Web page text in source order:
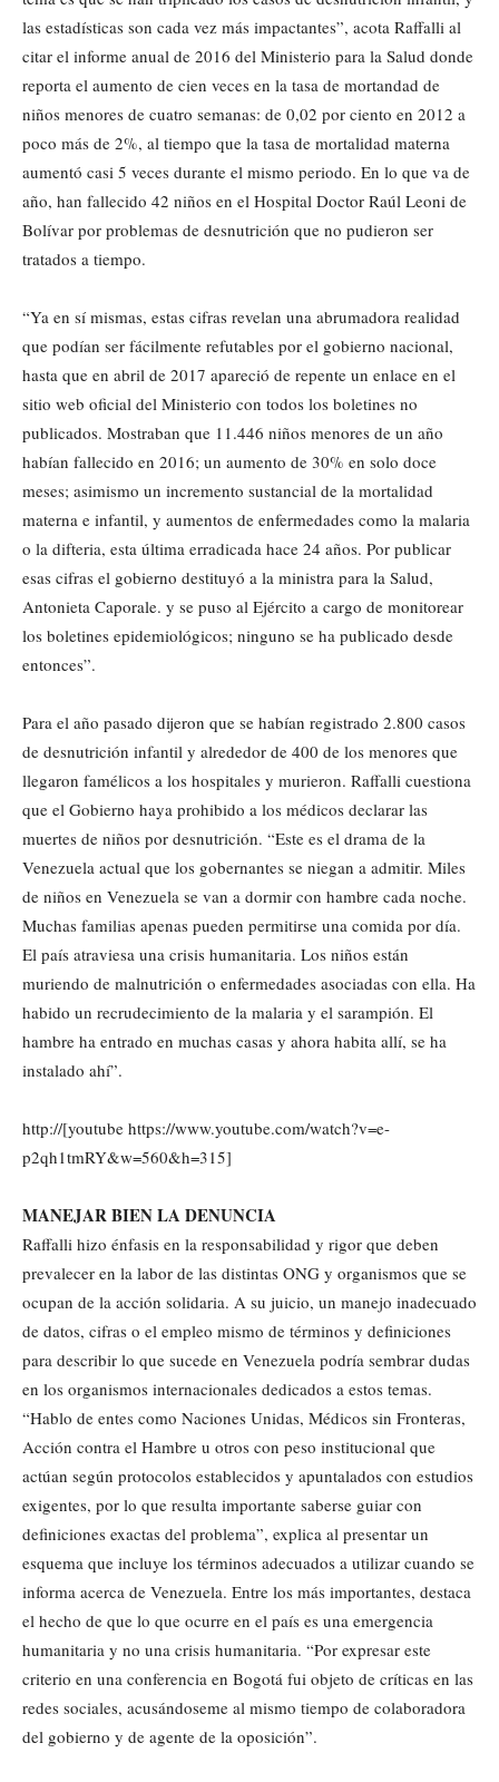
las estadísticas son cada vez más impactantes”, acota Raffalli al
citar el informe anual de 2016 del Ministerio para la Salud donde
reporta el aumento de cien veces en la tasa de mortandad de
niños menores de cuatro semanas: de 0,02 por ciento en 2012 a
poco más de 2%, al tiempo que la tasa de mortalidad materna
aumentó casi 5 veces durante el mismo periodo. En lo que va de
año, han fallecido 42 niños en el Hospital Doctor Raúl Leoni de
Bolívar por problemas de desnutrición que no pudieron ser
tratados a tiempo.
“Ya en sí mismas, estas cifras revelan una abrumadora realidad
que podían ser fácilmente refutables por el gobierno nacional,
hasta que en abril de 2017 apareció de repente un enlace en el
sitio web oficial del Ministerio con todos los boletines no
publicados. Mostraban que 11.446 niños menores de un año
habían fallecido en 2016; un aumento de 30% en solo doce
meses; asimismo un incremento sustancial de la mortalidad
materna e infantil, y aumentos de enfermedades como la malaria
o la difteria, esta última erradicada hace 24 años. Por publicar
esas cifras el gobierno destituyó a la ministra para la Salud,
Antonieta Caporale. y se puso al Ejército a cargo de monitorear
los boletines epidemiológicos; ninguno se ha publicado desde
entonces”.
Para el año pasado dijeron que se habían registrado 2.800 casos
de desnutrición infantil y alrededor de 400 de los menores que
llegaron famélicos a los hospitales y murieron. Raffalli cuestiona
que el Gobierno haya prohibido a los médicos declarar las
muertes de niños por desnutrición. “Este es el drama de la
Venezuela actual que los gobernantes se niegan a admitir. Miles
de niños en Venezuela se van a dormir con hambre cada noche.
Muchas familias apenas pueden permitirse una comida por día.
El país atraviesa una crisis humanitaria. Los niños están
muriendo de malnutrición o enfermedades asociadas con ella. Ha
habido un recrudecimiento de la malaria y el sarampión. El
hambre ha entrado en muchas casas y ahora habita allí, se ha
instalado ahí”.
http://[youtube https://www.youtube.com/watch?v=e-
p2qh1tmRY&w=560&h=315]
MANEJAR BIEN LA DENUNCIA
Raffalli hizo énfasis en la responsabilidad y rigor que deben
prevalecer en la labor de las distintas ONG y organismos que se
ocupan de la acción solidaria. A su juicio, un manejo inadecuado
de datos, cifras o el empleo mismo de términos y definiciones
para describir lo que sucede en Venezuela podría sembrar dudas
en los organismos internacionales dedicados a estos temas.
“Hablo de entes como Naciones Unidas, Médicos sin Fronteras,
Acción contra el Hambre u otros con peso institucional que
actúan según protocolos establecidos y apuntalados con estudios
exigentes, por lo que resulta importante saberse guiar con
definiciones exactas del problema”, explica al presentar un
esquema que incluye los términos adecuados a utilizar cuando se
informa acerca de Venezuela. Entre los más importantes, destaca
el hecho de que lo que ocurre en el país es una emergencia
humanitaria y no una crisis humanitaria. “Por expresar este
criterio en una conferencia en Bogotá fui objeto de críticas en las
redes sociales, acusándoseme al mismo tiempo de colaboradora
del gobierno y de agente de la oposición”.